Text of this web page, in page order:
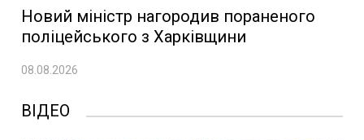
Новий міністр нагородив пораненого
поліцейського з Харківщини
08.08.2026
ВІДЕО